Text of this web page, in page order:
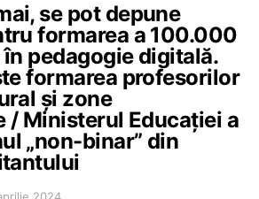
se pot depune
formarea a 100.000
pedagogie digitală.
formarea profesorilor
și zone
/ Ministerul Educației a
„non-binar” din
2024